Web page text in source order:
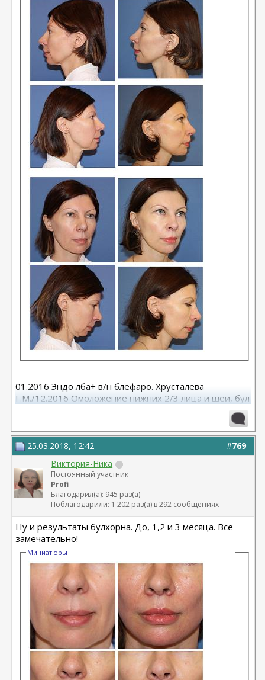
01.2016 Эндо лба+ в/н блефаро. Хрусталева
Г.М./12.2016 Омоложение нижних 2/3 лица и шеи, бул
#769
25.03.2018, 12:42
Виктория-Ника
Постоянный участник
Profi
Благодарил(а): 945 раз(а)
Поблагодарили: 1 202 раз(а) в 292 сообщениях
Ну и результаты булхорна. До, 1,2 и 3 месяца. Все
замечательно!
Миниатюры